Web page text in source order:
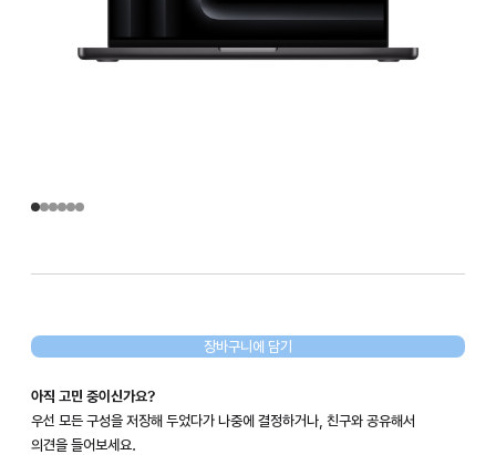
장바구니에 담기
아직 고민 중이신가요?
우선 모든 구성을 저장해 두었다가 나중에 결정하거나, 친구와 공유해서
의견을 들어보세요.